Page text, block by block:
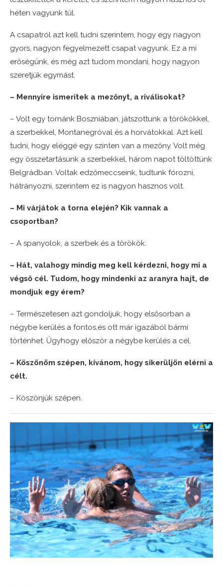
héten vagyunk túl.
A csapatról azt kell tudni szerintem, hogy egy nagyon
gyors, nagyon fegyelmezett csapat vagyunk. Ez a mi
erőségünk, és még azt tudom mondani, hogy nagyon
szeretjük egymást.
– Mennyire ismeritek a mezőnyt, a riválisokat?
– Volt egy tornánk Boszniában, játszottunk a törökökkel,
a szerbekkel, Montanegróval és a horvátokkal. Azt kell
tudni, hogy eléggé egy szinten van a mezőny. Volt még
egy összetartásunk a szerbekkel, három napot töltöttünk
Belgrádban. Voltak edzőmeccseink, tudtunk fórozni,
hátrányozni, szerintem ez is nagyon hasznos volt.
– Mi várjátok a torna elején? Kik vannak a
csoportban?
– A spanyolok, a szerbek és a törökök.
– Hát, valahogy mindig meg kell kérdezni, hogy mi a
végső cél. Tudom, hogy mindenki az aranyra hajt, de
mondjuk egy érem?
– Természetesen azt gondoljuk, hogy elsősorban a
négybe kerülés a fontos,és ott már igazából bármi
történhet. Úgyhogy először a négybe kerülés a cél.
– Köszönöm szépen, kívánom, hogy sikerüljön elérni a
célt.
– Köszönjük szépen.